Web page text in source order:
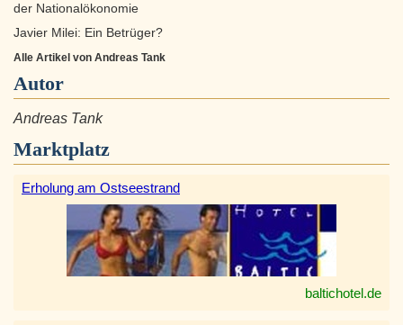
der Nationalökonomie
Javier Milei: Ein Betrüger?
Alle Artikel von Andreas Tank
Autor
Andreas Tank
Marktplatz
Erholung am Ostseestrand
baltichotel.de